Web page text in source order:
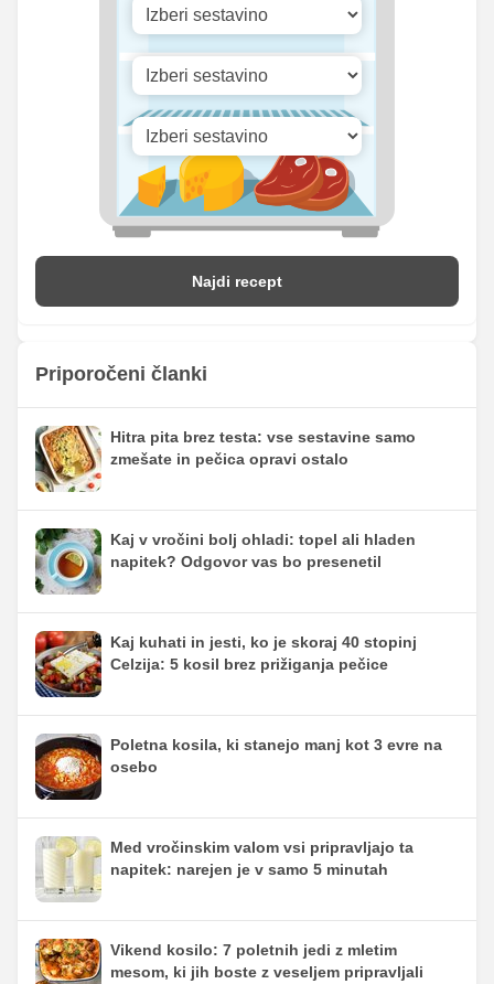
23.81
mg
120.25 mg
0 mg 0 mg
Najdi recept
Priporočeni članki
Hitra pita brez testa: vse sestavine samo
zmešate in pečica opravi ostalo
Kaj v vročini bolj ohladi: topel ali hladen
napitek? Odgovor vas bo presenetil
Kaj kuhati in jesti, ko je skoraj 40 stopinj
Celzija: 5 kosil brez prižiganja pečice
Poletna kosila, ki stanejo manj kot 3 evre na
osebo
Med vročinskim valom vsi pripravljajo ta
napitek: narejen je v samo 5 minutah
Vikend kosilo: 7 poletnih jedi z mletim
mesom, ki jih boste z veseljem pripravljali